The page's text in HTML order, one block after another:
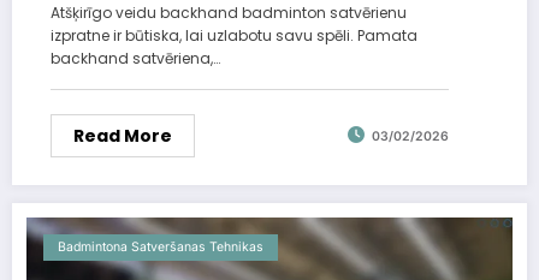
Atšķirīgo veidu backhand badminton satvērienu
izpratne ir būtiska, lai uzlabotu savu spēli. Pamata
backhand satvēriena,…
Read More 03/02/2026
Badmintona Satveršanas Tehnikas